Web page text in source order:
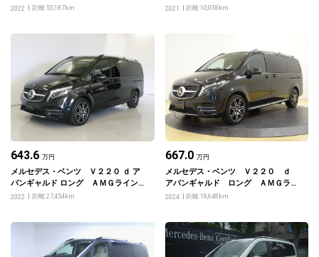
ッケージ
2022 距離 53,187km 2021 距離 10,938km
643.6 万円
メルセデス・ベンツ Ｖ２２０ ｄ ア
バンギャルド ロング ＡＭＧラインパ
ッケージ
2022 距離 27,454km
667.0 万円
メルセデス・ベンツ Ｖ２２０ ｄ
アバンギャルド ロング ＡＭＧライ
ンパッケージ
2024 距離 18,648km